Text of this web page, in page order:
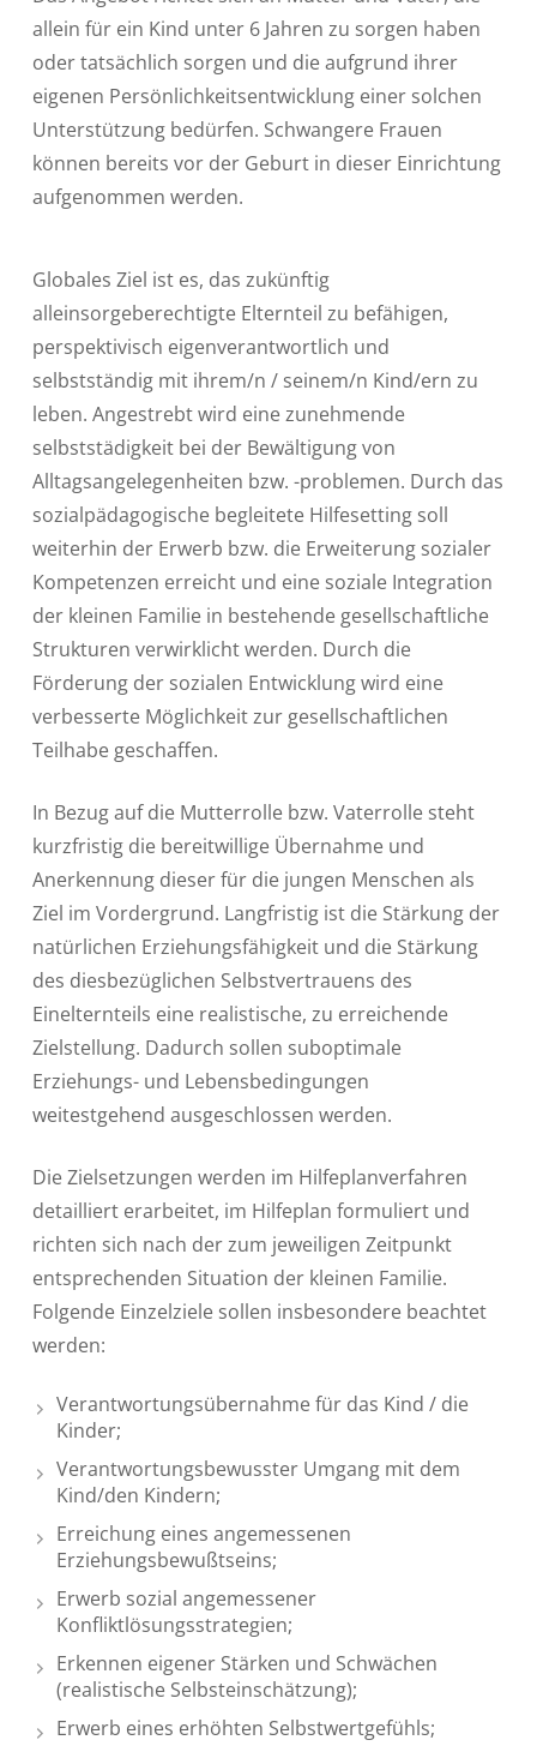
allein für ein Kind unter 6 Jahren zu sorgen haben
oder tatsächlich sorgen und die aufgrund ihrer
eigenen Persönlichkeitsentwicklung einer solchen
Unterstützung bedürfen. Schwangere Frauen
können bereits vor der Geburt in dieser Einrichtung
aufgenommen werden.
Globales Ziel ist es, das zukünftig
alleinsorgeberechtigte Elternteil zu befähigen,
perspektivisch eigenverantwortlich und
selbstständig mit ihrem/n / seinem/n Kind/ern zu
leben. Angestrebt wird eine zunehmende
selbststädigkeit bei der Bewältigung von
Alltagsangelegenheiten bzw. -problemen. Durch das
sozialpädagogische begleitete Hilfesetting soll
weiterhin der Erwerb bzw. die Erweiterung sozialer
Kompetenzen erreicht und eine soziale Integration
der kleinen Familie in bestehende gesellschaftliche
Strukturen verwirklicht werden. Durch die
Förderung der sozialen Entwicklung wird eine
verbesserte Möglichkeit zur gesellschaftlichen
Teilhabe geschaffen.
In Bezug auf die Mutterrolle bzw. Vaterrolle steht
kurzfristig die bereitwillige Übernahme und
Anerkennung dieser für die jungen Menschen als
Ziel im Vordergrund. Langfristig ist die Stärkung der
natürlichen Erziehungsfähigkeit und die Stärkung
des diesbezüglichen Selbstvertrauens des
Einelternteils eine realistische, zu erreichende
Zielstellung. Dadurch sollen suboptimale
Erziehungs- und Lebensbedingungen
weitestgehend ausgeschlossen werden.
Die Zielsetzungen werden im Hilfeplanverfahren
detailliert erarbeitet, im Hilfeplan formuliert und
richten sich nach der zum jeweiligen Zeitpunkt
entsprechenden Situation der kleinen Familie.
Folgende Einzelziele sollen insbesondere beachtet
werden:
Verantwortungsübernahme für das Kind / die
Kinder;
Verantwortungsbewusster Umgang mit dem
Kind/den Kindern;
Erreichung eines angemessenen
Erziehungsbewußtseins;
Erwerb sozial angemessener
Konfliktlösungsstrategien;
Erkennen eigener Stärken und Schwächen
(realistische Selbsteinschätzung);
Erwerb eines erhöhten Selbstwertgefühls;